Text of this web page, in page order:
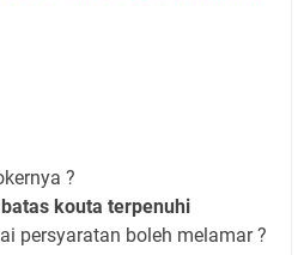
?
kouta terpenuhi
persyaratan boleh melamar ?